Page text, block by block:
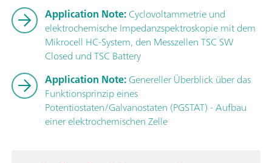
Application Note:Cyclovoltammetrie und
elektrochemische Impedanzspektroskopie mit dem
Mikrocell HC-System, den Messzellen TSC SW
Closed und TSC Battery
Application Note:Genereller Überblick über das
Funktionsprinzip eines
Potentiostaten/Galvanostaten (PGSTAT) - Aufbau
einer elektrochemischen Zelle